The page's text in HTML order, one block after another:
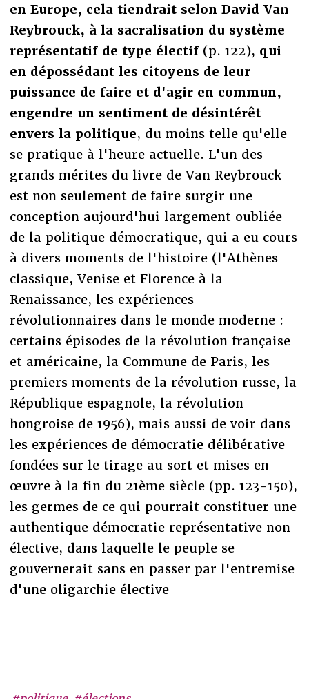
en Europe, cela tiendrait selon David Van
Reybrouck, à la sacralisation du système
représentatif de type électif (p. 122), qui
en dépossédant les citoyens de leur
puissance de faire et d'agir en commun,
engendre un sentiment de désintérêt
envers la politique, du moins telle qu'elle
se pratique à l'heure actuelle. L'un des
grands mérites du livre de Van Reybrouck
est non seulement de faire surgir une
conception aujourd'hui largement oubliée
de la politique démocratique, qui a eu cours
à divers moments de l'histoire (l'Athènes
classique, Venise et Florence à la
Renaissance, les expériences
révolutionnaires dans le monde moderne :
certains épisodes de la révolution française
et américaine, la Commune de Paris, les
premiers moments de la révolution russe, la
République espagnole, la révolution
hongroise de 1956), mais aussi de voir dans
les expériences de démocratie délibérative
fondées sur le tirage au sort et mises en
œuvre à la fin du 21ème siècle (pp. 123-150),
les germes de ce qui pourrait constituer une
authentique démocratie représentative non
élective, dans laquelle le peuple se
gouvernerait sans en passer par l'entremise
d'une oligarchie élective